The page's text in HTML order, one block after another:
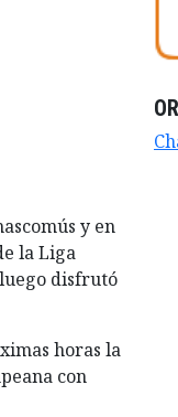
y en
la Liga
disfrutó
horas la
con